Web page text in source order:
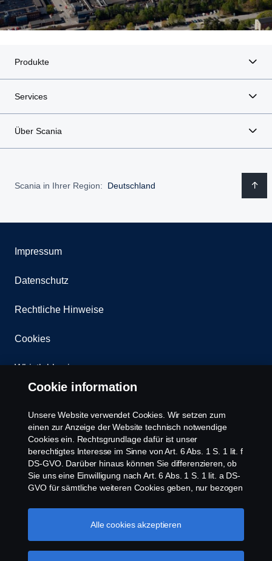
Produkte
Services
Über Scania
Scania in Ihrer Region: Deutschland
Impressum
Datenschutz
Rechtliche Hinweise
Cookies
Whistleblowing
Newsletter
Scania Cookie Richtlinie
Cookie information
Unsere Website verwendet Cookies. Wir setzen zum
einen zur Anzeige der Website technisch notwendige
Cookies ein. Rechtsgrundlage dafür ist unser
berechtigtes Interesse im Sinne von Art. 6 Abs. 1 S. 1 lit. f
DS-GVO. Darüber hinaus können Sie differenzieren, ob
Sie uns eine Einwilligung nach Art. 6 Abs. 1 S. 1 lit. a DS-
GVO für sämtliche weiteren Cookies geben, nur bezogen
Diese Einwilligung ist freiwillig und kann jederzeit mit
Zukunftswirkung widerrufen werden. Unsere Anbieter
Alle cookies akzeptieren